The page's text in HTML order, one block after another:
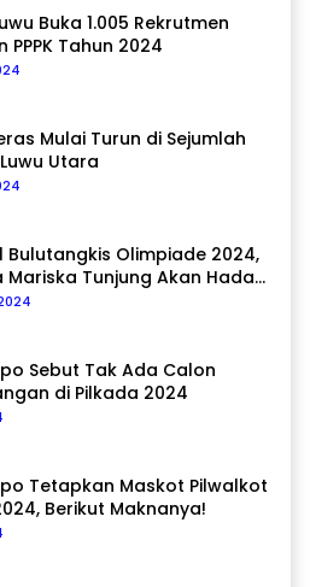
Buka 1.005 Rekrutmen
PPPK Tahun 2024
Mulai Turun di Sejumlah
Utara
Bulutangkis Olimpiade 2024,
Mariska Tunjung Akan Hadapi
Korea Selatan
Sebut Tak Ada Calon
di Pilkada 2024
Tetapkan Maskot Pilwalkot
Berikut Maknanya!